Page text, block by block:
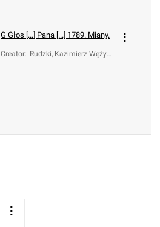
G Głos [...] Pana [...] 1789. Miany.
Creator: Rudzki, Kazimierz Wężyk (